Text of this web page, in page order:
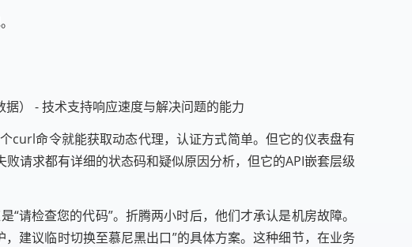
） - 技术支持响应速度与解决问题的能力
curl命令就能获取动态代理，认证方式简单。但它的仪表盘有
请求都有详细的状态码和疑似原因分析，但它的API嵌套层级
请检查您的代码”。折腾两小时后，他们才承认是机房故障。
建议临时切换至慕尼黑出口”的具体方案。这种细节，在业务